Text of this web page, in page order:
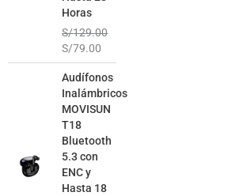
Horas
S/129.00
S/79.00
Audífonos
Inalámbricos
MOVISUN
T18
Bluetooth
5.3 con
ENC y
Hasta 18
precio
S/99.00.
precio
S/49.00.